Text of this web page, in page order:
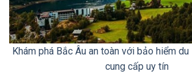
Khám phá Bắc Âu an toàn với bảo hiểm
cung cấp uy tín